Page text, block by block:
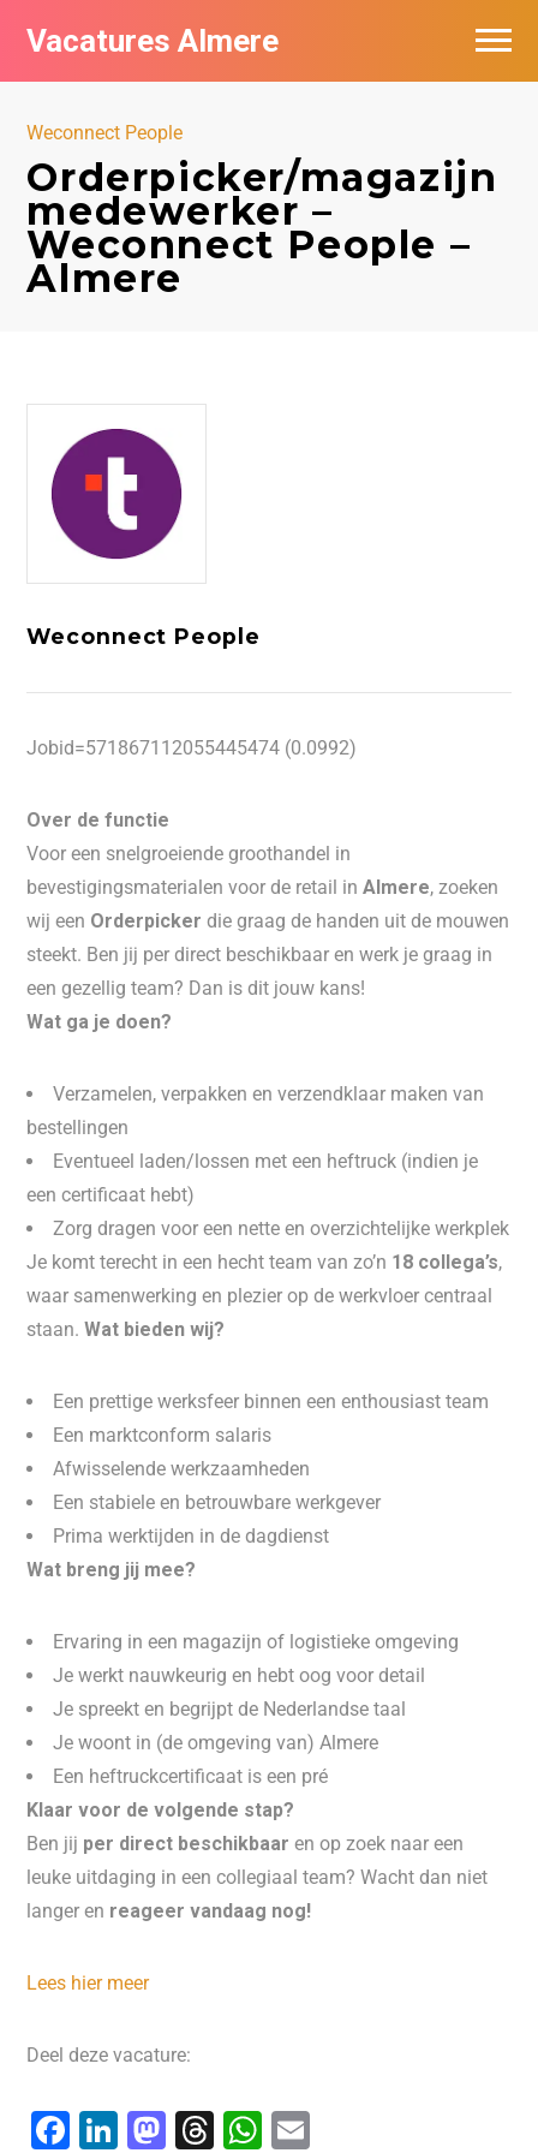
Vacatures Almere
Weconnect People
Orderpicker/magazijn
medewerker –
Weconnect People –
Almere
Weconnect People
Jobid=571867112055445474 (0.0992)
Over de functie
Voor een snelgroeiende groothandel in
bevestigingsmaterialen voor de retail inAlmere, zoeken
wij een Orderpicker die graag de handen uit de mouwen
steekt. Ben jij per direct beschikbaar en werk je graag in
een gezellig team? Dan is dit jouw kans!
Wat ga je doen?
Verzamelen, verpakken en verzendklaar maken van
bestellingen
Eventueel laden/lossen met een heftruck (indien je
een certificaat hebt)
Zorg dragen voor een nette en overzichtelijke werkplek
Je komt terecht in een hecht team van zo’n 18 collega’s,
waar samenwerking en plezier op de werkvloer centraal
staan.Wat bieden wij?
Een prettige werksfeer binnen een enthousiast team
Een marktconform salaris
Afwisselende werkzaamheden
Een stabiele en betrouwbare werkgever
Prima werktijden in de dagdienst
Wat breng jij mee?
Ervaring in een magazijn of logistieke omgeving
Je werkt nauwkeurig en hebt oog voor detail
Je spreekt en begrijpt de Nederlandse taal
Je woont in (de omgeving van) Almere
Een heftruckcertificaat is een pré
Klaar voor de volgende stap?
Ben jij per direct beschikbaar en op zoek naar een
leuke uitdaging in een collegiaal team? Wacht dan niet
langer en reageer vandaag nog!
Lees hier meer
Deel deze vacature:
F
Li M T
W
Vacatures per bedrijf
De populairste vacatures in Almere
Nieuwsbrief feed